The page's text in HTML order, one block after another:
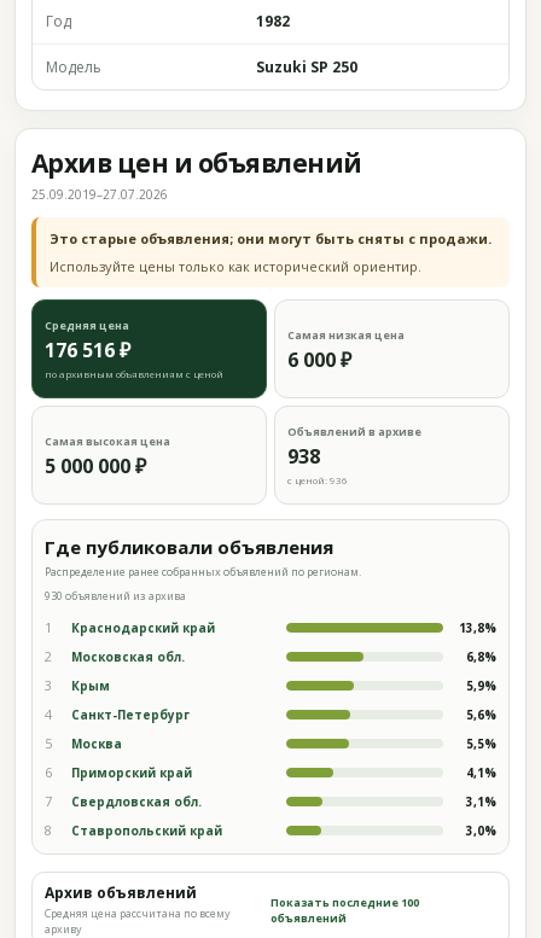
Год 1982
Модель Suzuki SP 250
Архив цен и объявлений
25.09.2019–27.07.2026
Это старые объявления; они могут быть сняты с продажи.
Используйте цены только как исторический ориентир.
Средняя цена
176 516 ₽
по архивным объявлениям с ценой
Самая низкая цена
6 000 ₽
Самая высокая цена
5 000 000 ₽
Объявлений в архиве
938
с ценой: 936
Где публиковали объявления
Распределение ранее собранных объявлений по регионам.
930 объявлений из архива
1 Краснодарский край 13,8%
2 Московская обл. 6,8%
3 Крым 5,9%
4 Санкт-Петербург 5,6%
5 Москва 5,5%
6 Приморский край 4,1%
7 Свердловская обл. 3,1%
8 Ставропольский край 3,0%
Архив объявлений
Средняя цена рассчитана по всему
архиву
Показать последние 100
объявлений